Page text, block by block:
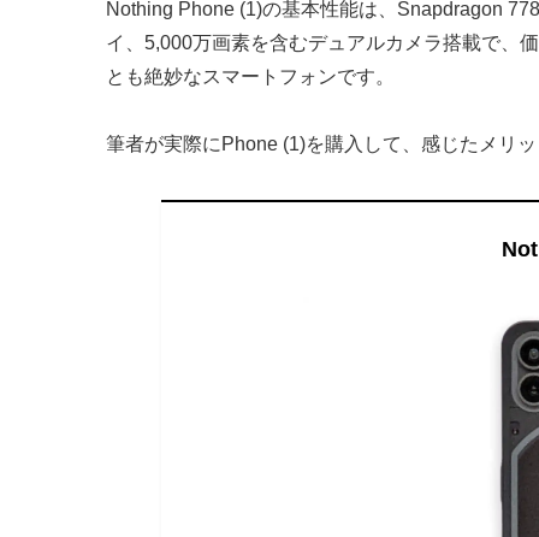
Nothing Phone (1)の基本性能は、Snapdragon
イ、5,000万画素を含むデュアルカメラ搭載で、
とも絶妙なスマートフォンです。
筆者が実際にPhone (1)を購入して、感じたメリ